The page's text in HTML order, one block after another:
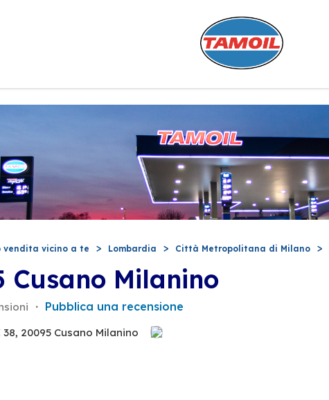
vendita vicino a te Lombardia Città Metropolitana di Milano
Cusano Milanino
Pubblica una recensione
20095 Cusano Milanino